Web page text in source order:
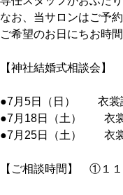
なお、当サロンはご予
ご希望のお日にちお時
【神社結婚式相談会】
●7月5日（日） 衣
●7月18日（土） 衣裳
●7月25日（土） 衣
【ご相談時間】 ①